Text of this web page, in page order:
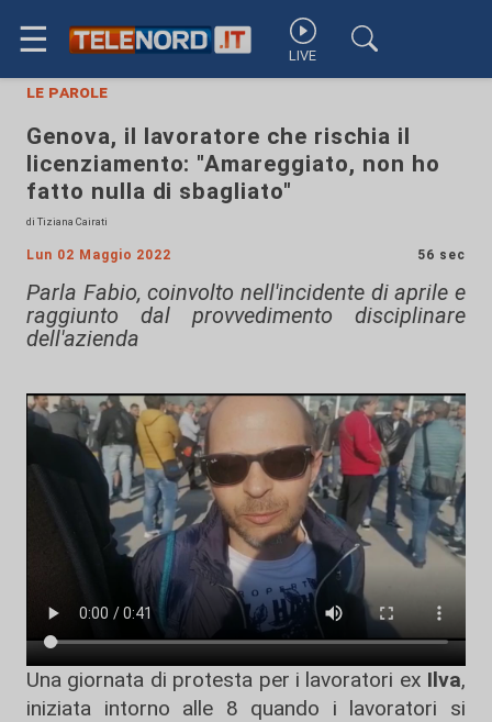
☰ LIVE
le parole
Genova, il lavoratore che rischia il
licenziamento: "Amareggiato, non ho
fatto nulla di sbagliato"
di Tiziana Cairati
Lun 02 Maggio 2022 56 sec
Parla Fabio, coinvolto nell'incidente di aprile e
raggiunto dal provvedimento disciplinare
dell'azienda
Una giornata di protesta per i lavoratori ex Ilva,
iniziata intorno alle 8 quando i lavoratori si